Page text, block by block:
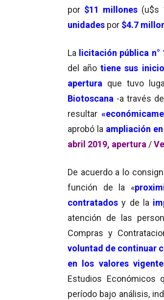
por $11 millones (u$s
unidades por $4.7
La licitación pública n°
del añotiene sus
apertura que tuvo
Biotoscana -a través
resultar
aprobó la ampliación en
abril 2019, apertura /
De acuerdo a lo
función de la «
contratados y de la
atención de las
Compras y
voluntad de continuar
en los valores
Estudios Económicos
período bajo análisis,